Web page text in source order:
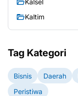
Kalsel
Kaltim
Tag Kategori
Bisnis Daerah
Peristiwa